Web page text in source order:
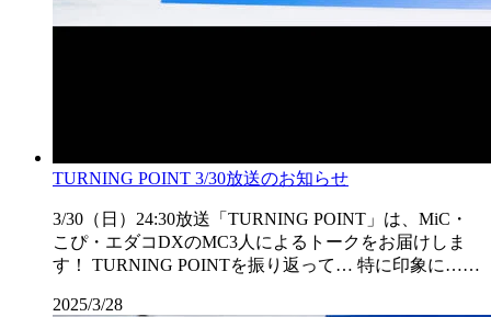
TURNING POINT 3/30放送のお知らせ
3/30（日）24:30放送「TURNING POINT」は、MiC・
こぴ・エダコDXのMC3人によるトークをお届けしま
す！ TURNING POINTを振り返って… 特に印象に……
2025/3/28